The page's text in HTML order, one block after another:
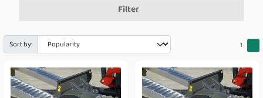
Filter
Sort by: 1